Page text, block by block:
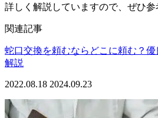
詳しく解説していますので、ぜひ参
関連記事
蛇口交換を頼むならどこに頼む？
解説
2022.08.18 2024.09.23